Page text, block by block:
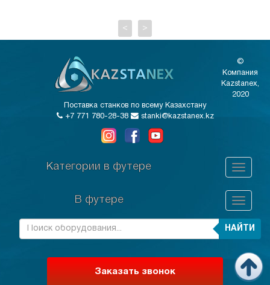
< >
©
Компания
Kazstanex,
2020
Поставка станков по всему Казахстану
+7 771 780-28-38
stanki@kazstanex.kz
Категории в футере
В футере
НАЙТИ
Заказать звонок